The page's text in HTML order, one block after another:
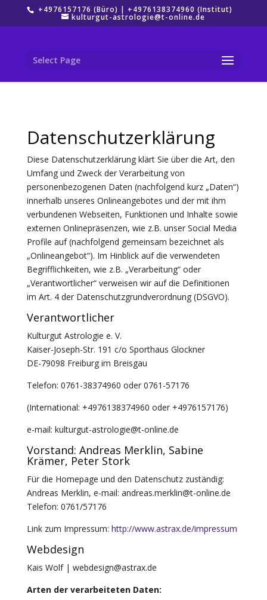
+4976157176 (Büro) | +4976138374960 (Institut)
kulturgut-astrologie@t-online.de
Select Page
Datenschutzerklärung
Diese Datenschutzerklärung klärt Sie über die Art, den
Umfang und Zweck der Verarbeitung von
personenbezogenen Daten (nachfolgend kurz „Daten“)
innerhalb unseres Onlineangebotes und der mit ihm
verbundenen Webseiten, Funktionen und Inhalte sowie
externen Onlinepräsenzen, wie z.B. unser Social Media
Profile auf (nachfolgend gemeinsam bezeichnet als
„Onlineangebot“). Im Hinblick auf die verwendeten
Begrifflichkeiten, wie z.B. „Verarbeitung“ oder
„Verantwortlicher“ verweisen wir auf die Definitionen
im Art. 4 der Datenschutzgrundverordnung (DSGVO).
Verantwortlicher
Kulturgut Astrologie e. V.
Kaiser-Joseph-Str. 191 c/o Sporthaus Glockner
DE-79098 Freiburg im Breisgau
Telefon: 0761-38374960 oder 0761-57176
(International: +4976138374960 oder +4976157176)
e-mail: kulturgut-astrologie@t-online.de
Vorstand: Andreas Merklin, Sabine
Krämer, Peter Stork
Für die Homepage und den Datenschutz zuständig:
Andreas Merklin, e-mail: andreas.merklin@t-online.de
Telefon: 0761/57176
Link zum Impressum: http://www.astrax.de/impressum
Webdesign
Kais Wolf | webdesign@astrax.de
Arten der verarbeiteten Daten: